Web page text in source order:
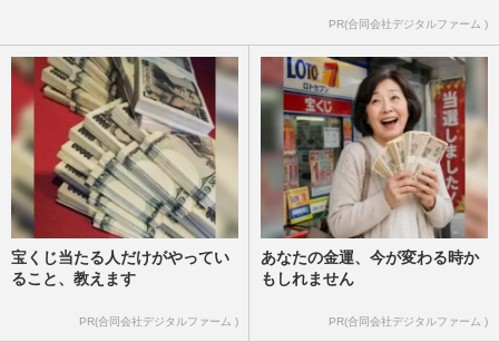
PR(合同会社デジタルファーム )
宝くじ当たる人だけがやってい
ること、教えます
PR(合同会社デジタルファーム )
あなたの金運、今が変わる時か
もしれません
PR(合同会社デジタルファーム )